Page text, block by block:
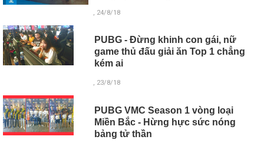
, 24/8/18
PUBG - Đừng khinh con gái, nữ
game thủ đấu giải ăn Top 1 chẳng
kém ai
, 23/8/18
PUBG VMC Season 1 vòng loại
Miền Bắc - Hừng hực sức nóng
bảng tử thần